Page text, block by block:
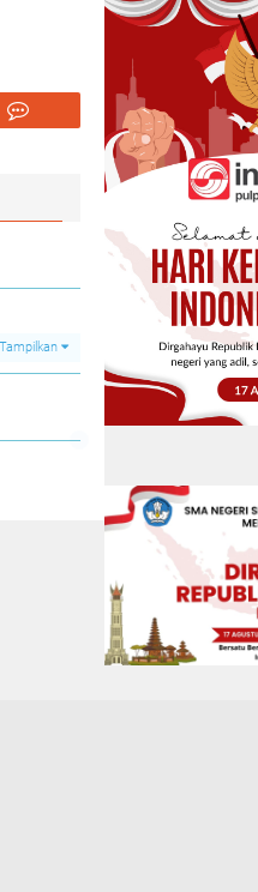
Tampilkan